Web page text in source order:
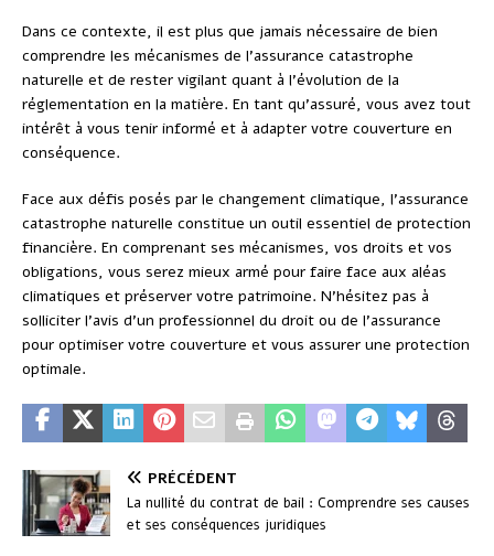
Dans ce contexte, il est plus que jamais nécessaire de bien
comprendre les mécanismes de l’assurance catastrophe
naturelle et de rester vigilant quant à l’évolution de la
réglementation en la matière. En tant qu’assuré, vous avez tout
intérêt à vous tenir informé et à adapter votre couverture en
conséquence.
Face aux défis posés par le changement climatique, l’assurance
catastrophe naturelle constitue un outil essentiel de protection
financière. En comprenant ses mécanismes, vos droits et vos
obligations, vous serez mieux armé pour faire face aux aléas
climatiques et préserver votre patrimoine. N’hésitez pas à
solliciter l’avis d’un professionnel du droit ou de l’assurance
pour optimiser votre couverture et vous assurer une protection
optimale.
PRÉCÉDENT
La nullité du contrat de bail : Comprendre ses causes
et ses conséquences juridiques